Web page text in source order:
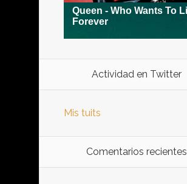
Actividad en Twitter
Mis tuits
Comentarios recientes